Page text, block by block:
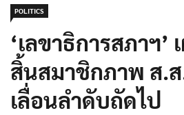
POLITICS
‘เลขาธิการสภาฯ’
สิ้นสมาชิกภาพ ส.ส
เลื่อนลำดับถัดไป